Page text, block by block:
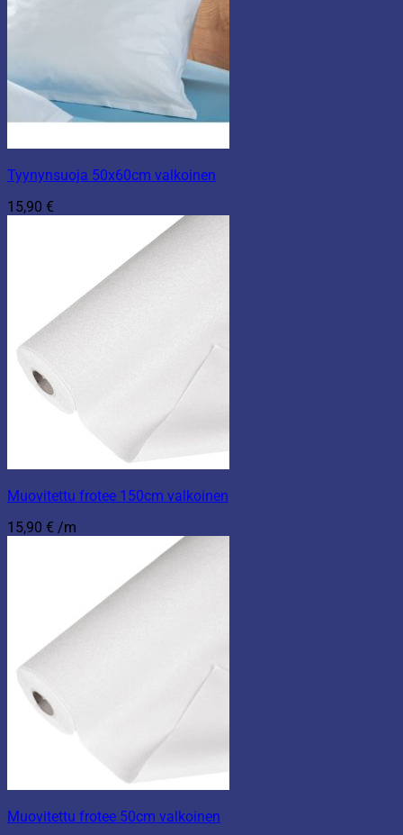
Tyynynsuoja 50x60cm valkoinen
15,90 €
Muovitettu frotee 150cm valkoinen
15,90 € /m
Muovitettu frotee 50cm valkoinen